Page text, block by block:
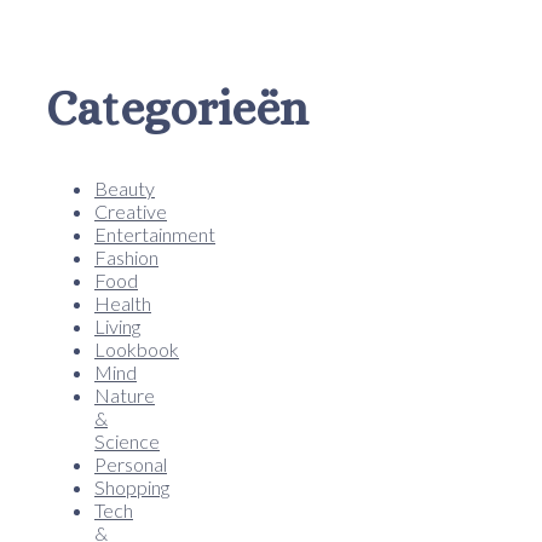
Categorieën
Beauty
Creative
Entertainment
Fashion
Food
Health
Living
Lookbook
Mind
Nature
&
Science
Personal
Shopping
Tech
&